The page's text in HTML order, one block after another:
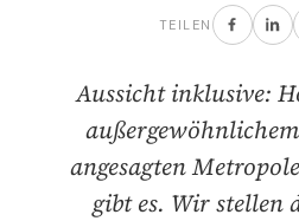
TEILEN
Aussicht inklusive:
angesagten
gibt es. Wir stellen